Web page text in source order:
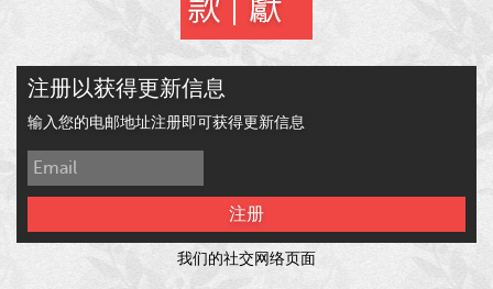
注册以获得更新信息
输入您的电邮地址注册即可获得更新信息
注册
我们的社交网络页面